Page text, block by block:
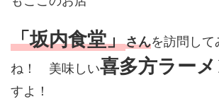
「坂内食堂」さんを訪問して
ね！ 美味しい喜多方ラー
すよ！